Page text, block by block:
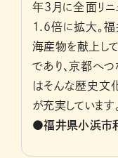
年3月に全面リニ
1.6倍に拡大。
海産物を献上して
であり、京都へ
はそんな歴史文
が充実しています。
●福井県小浜市